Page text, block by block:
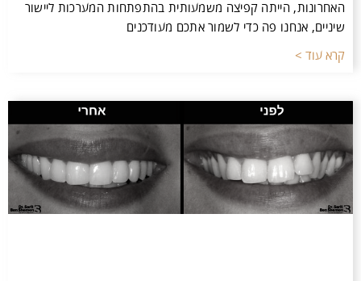
האחרונות, הייתה קפיצה משמעותית בהתפתחות המערכות ליישור
שיניים, אנחנו פה כדי לשמור אתכם מעודכנים
קרא עוד >